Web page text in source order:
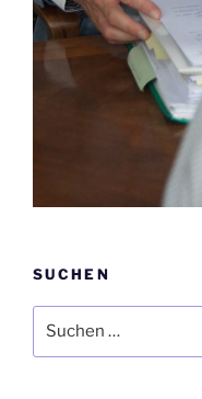
SUCHEN
nach: